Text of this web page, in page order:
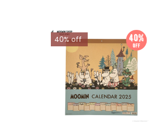
40% off